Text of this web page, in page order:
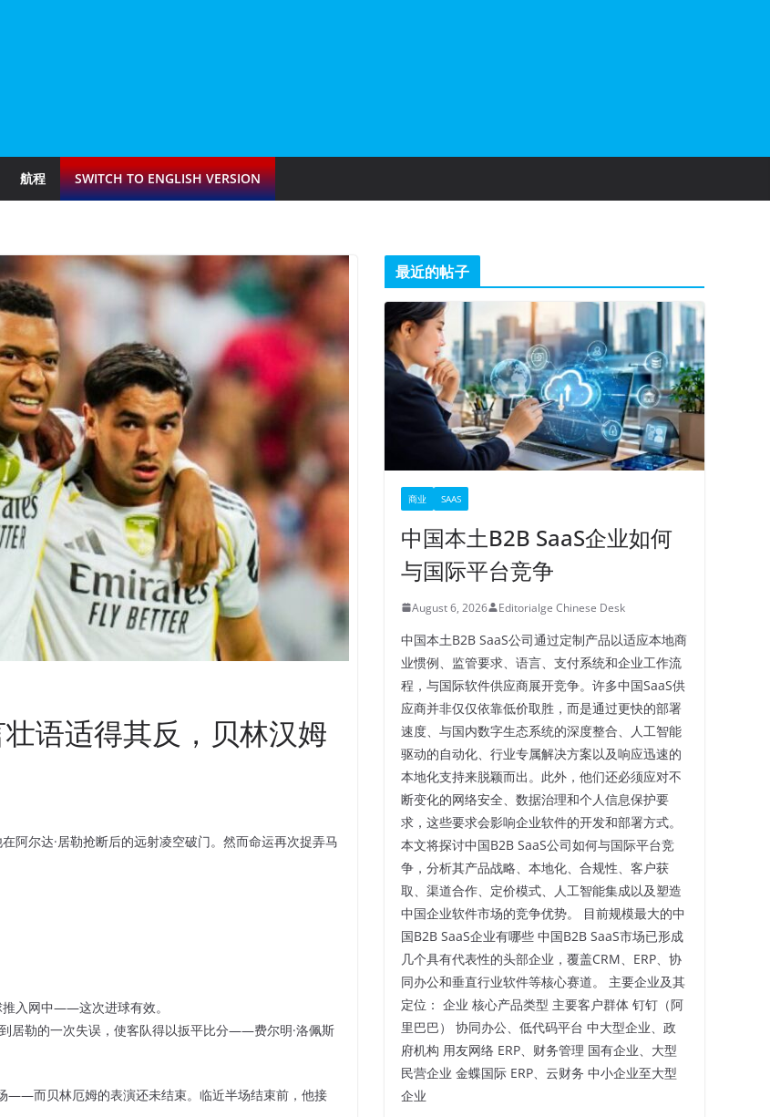
航程 SWITCH TO ENGLISH VERSION
语适得其反，贝林汉姆
尔达·居勒抢断后的远射凌空破门。然而命运再次捉弄马
入网中——这次进球有效。
居勒的一次失误，使客队得以扳平比分——费尔明·洛佩斯
——而贝林厄姆的表演还未结束。临近半场结束前，他接
最近的帖子
商业 SAAS
中国本土B2B SaaS企业如何
与国际平台竞争
August 6, 2026 Editorialge Chinese Desk
中国本土B2B SaaS公司通过定制产品以适应本地商
业惯例、监管要求、语言、支付系统和企业工作流
程，与国际软件供应商展开竞争。许多中国SaaS供
应商并非仅仅依靠低价取胜，而是通过更快的部署
速度、与国内数字生态系统的深度整合、人工智能
驱动的自动化、行业专属解决方案以及响应迅速的
本地化支持来脱颖而出。此外，他们还必须应对不
断变化的网络安全、数据治理和个人信息保护要
求，这些要求会影响企业软件的开发和部署方式。
本文将探讨中国B2B SaaS公司如何与国际平台竞
争，分析其产品战略、本地化、合规性、客户获
取、渠道合作、定价模式、人工智能集成以及塑造
中国企业软件市场的竞争优势。 目前规模最大的中
国B2B SaaS企业有哪些 中国B2B SaaS市场已形成
几个具有代表性的头部企业，覆盖CRM、ERP、协
同办公和垂直行业软件等核心赛道。 主要企业及其
定位： 企业 核心产品类型 主要客户群体 钉钉（阿
里巴巴） 协同办公、低代码平台 中大型企业、政
府机构 用友网络 ERP、财务管理 国有企业、大型
民营企业 金蝶国际 ERP、云财务 中小企业至大型
企业